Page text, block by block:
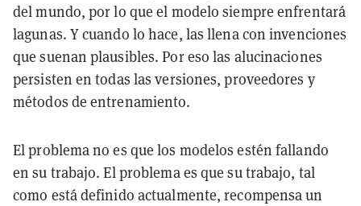
del mundo, por lo que el modelo siempre enfrentará
lagunas. Y cuando lo hace, las llena con invenciones
que suenan plausibles. Por eso las alucinaciones
persisten en todas las versiones, proveedores y
métodos de entrenamiento.
El problema no es que los modelos estén fallando
en su trabajo. El problema es que su trabajo, tal
como está definido actualmente, recompensa un